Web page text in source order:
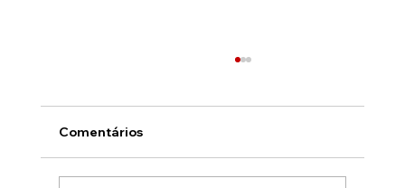
Você sabe quais equipamentos são utilizados
Aprenda sobre isso neste post!
Comentários